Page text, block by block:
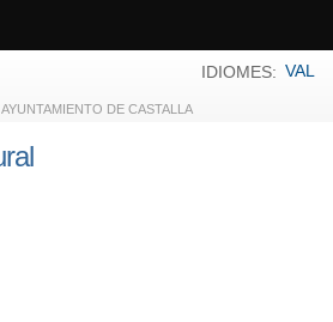
DE CASTALLA
IDIOMES: VAL